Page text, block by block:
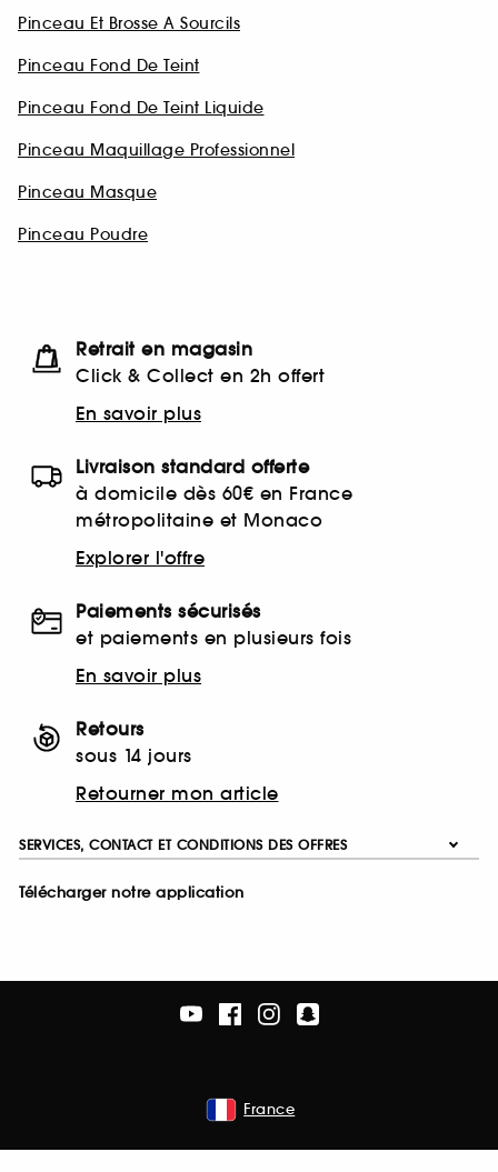
Pinceau Et Brosse A Sourcils
Pinceau Fond De Teint
Pinceau Fond De Teint Liquide
Pinceau Maquillage Professionnel
Pinceau Masque
Pinceau Poudre
Retrait en magasin
Click & Collect en 2h offert
En savoir plus
Livraison standard offerte
à domicile dès 60€ en France
métropolitaine et Monaco
Explorer l'offre
Paiements sécurisés
et paiements en plusieurs fois
En savoir plus
Retours
sous 14 jours
Retourner mon article
SERVICES, CONTACT ET CONDITIONS DES OFFRES
Télécharger notre application
France